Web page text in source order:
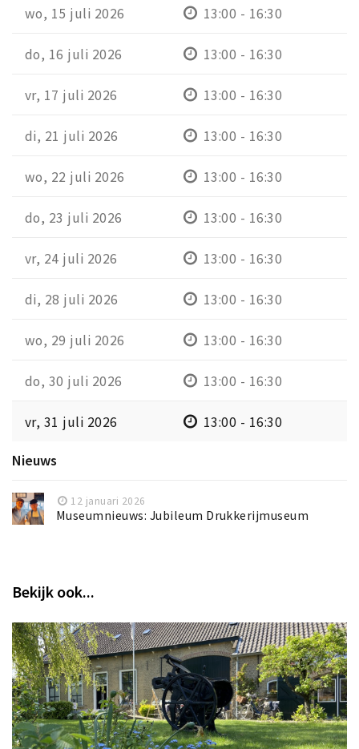
wo, 15 juli 2026 13:00 - 16:30
do, 16 juli 2026 13:00 - 16:30
vr, 17 juli 2026 13:00 - 16:30
di, 21 juli 2026 13:00 - 16:30
wo, 22 juli 2026 13:00 - 16:30
do, 23 juli 2026 13:00 - 16:30
vr, 24 juli 2026 13:00 - 16:30
di, 28 juli 2026 13:00 - 16:30
wo, 29 juli 2026 13:00 - 16:30
do, 30 juli 2026 13:00 - 16:30
vr, 31 juli 2026 13:00 - 16:30
Nieuws
12 januari 2026
Museumnieuws: Jubileum Drukkerijmuseum
Bekijk ook...